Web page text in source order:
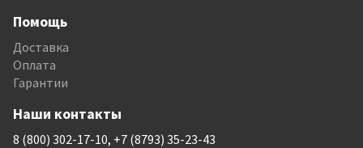
Помощь
Доставка
Оплата
Гарантии
Наши контакты
8 (800) 302-17-10, +7 (8793) 35-23-43